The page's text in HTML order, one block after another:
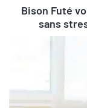
Bison Futé
sans